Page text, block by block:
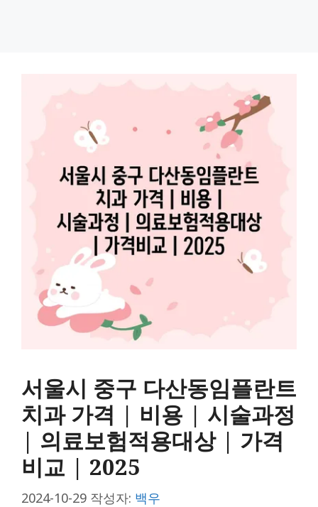
서울시 중구 다산동임플란트
치과 가격 | 비용 | 시술과정
| 의료보험적용대상 | 가격
비교 | 2025
2024-10-29 작성자: 백우